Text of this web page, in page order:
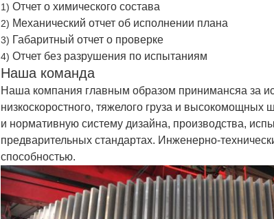
1) Отчет о химического состава
2) Механический отчет об исполнении плана
3) Габаритный отчет о проверке
4) Отчет без разрушения по испытаниям
Наша команда
Наша компания главным образом принимансяа за
низкоскоростного, тяжелого груза и
и нормативную систему дизайна, производства,
предварительных стандартах. Инженерно-
способностью.